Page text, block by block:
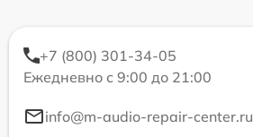
+7 (800) 301-34-05
Ежедневно с 9:00 до 21:00
info@m-audio-repair-center.ru